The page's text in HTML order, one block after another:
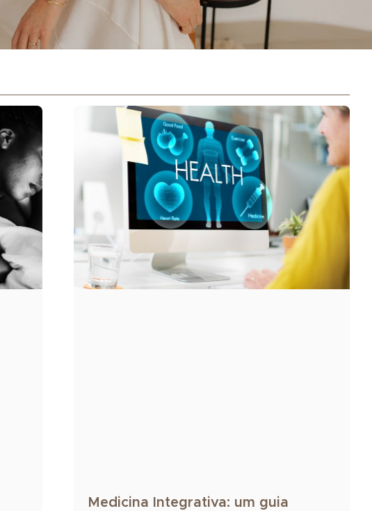
Medicina Integrativa: um guia